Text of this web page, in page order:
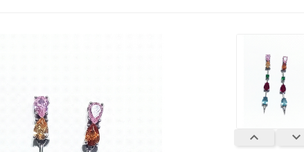
 